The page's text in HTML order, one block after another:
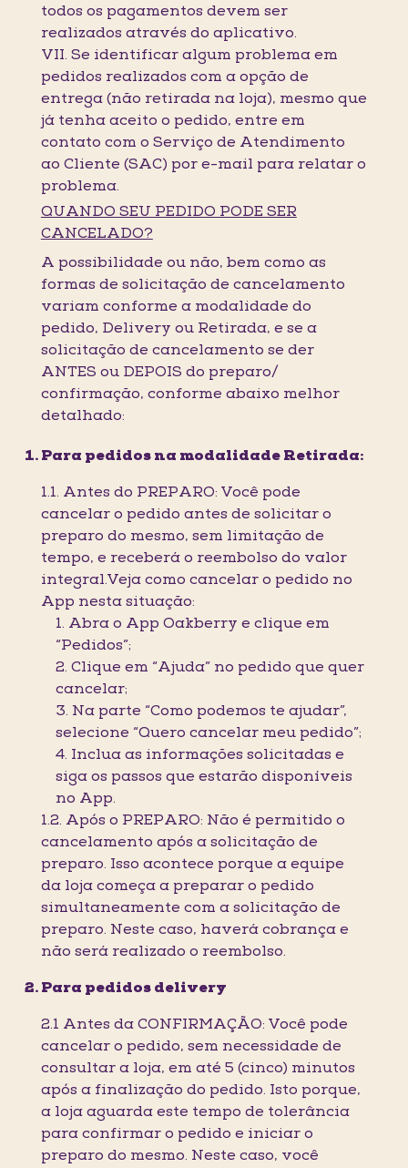
todos os pagamentos devem ser
realizados através do aplicativo.
VII. Se identificar algum problema em
pedidos realizados com a opção de
entrega (não retirada na loja), mesmo que
já tenha aceito o pedido, entre em
contato com o Serviço de Atendimento
ao Cliente (SAC) por e-mail para relatar o
problema.
QUANDO SEU PEDIDO PODE SER
CANCELADO?
A possibilidade ou não, bem como as
formas de solicitação de cancelamento
variam conforme a modalidade do
pedido, Delivery ou Retirada, e se a
solicitação de cancelamento se der
ANTES ou DEPOIS do preparo/
confirmação, conforme abaixo melhor
detalhado:
Para pedidos na modalidade Retirada:
1.1. Antes do PREPARO: Você pode
cancelar o pedido antes de solicitar o
preparo do mesmo, sem limitação de
tempo, e receberá o reembolso do valor
integral.Veja como cancelar o pedido no
App nesta situação:
1. Abra o App Oakberry e clique em
“Pedidos”;
2. Clique em “Ajuda” no pedido que quer
cancelar;
3. Na parte “Como podemos te ajudar”,
selecione “Quero cancelar meu pedido”;
4. Inclua as informações solicitadas e
siga os passos que estarão disponíveis
no App.
1.2. Após o PREPARO: Não é permitido o
cancelamento após a solicitação de
preparo. Isso acontece porque a equipe
da loja começa a preparar o pedido
simultaneamente com a solicitação de
preparo. Neste caso, haverá cobrança e
não será realizado o reembolso.
Para pedidos delivery
2.1 Antes da CONFIRMAÇÃO: Você pode
cancelar o pedido, sem necessidade de
consultar a loja, em até 5 (cinco) minutos
após a finalização do pedido. Isto porque,
a loja aguarda este tempo de tolerância
para confirmar o pedido e iniciar o
preparo do mesmo. Neste caso, você